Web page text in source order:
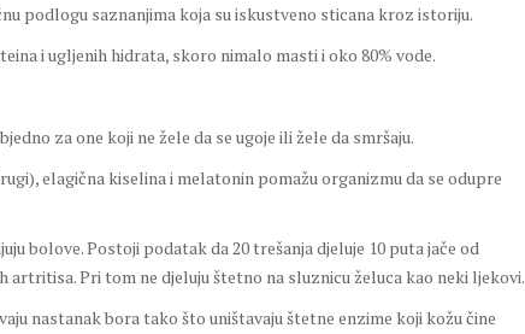
podlogu saznanjima koja su iskustveno sticana kroz istoriju.
i ugljenih hidrata, skoro nimalo masti i oko 80% vode.
za one koji ne žele da se ugoje ili žele da smršaju.
elagična kiselina i melatonin pomažu organizmu da se odupre
bolove. Postoji podatak da 20 trešanja djeluje 10 puta jače od
Pri tom ne djeluju štetno na sluznicu želuca kao neki ljekovi.
nastanak bora tako što uništavaju štetne enzime koji kožu čine